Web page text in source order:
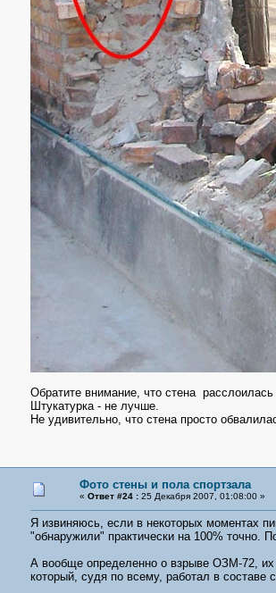
Обратите внимание, что стена
Штукатурка - не лучше.
Не удивительно, что стена просто
Фото стены и пола спортзала
« Ответ #24 : 25 Декабря 2007, 01:08:00 »
Я извиняюсь, если в некоторых моментах
"обнаружили" практически на 100% точно.
А вообще определенно о взрыве ОЗМ-72, их
который, судя по всему, работал в составе